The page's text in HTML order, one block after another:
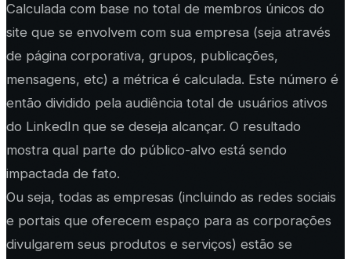
Calculada com base no total de membros únicos do
site que se envolvem com sua empresa (seja através
de página corporativa, grupos, publicações,
mensagens, etc) a métrica é calculada. Este número é
então dividido pela audiência total de usuários ativos
do LinkedIn que se deseja alcançar. O resultado
mostra qual parte do público-alvo está sendo
impactada de fato.
Ou seja, todas as empresas (incluindo as redes sociais
e portais que oferecem espaço para as corporações
divulgarem seus produtos e serviços) estão se